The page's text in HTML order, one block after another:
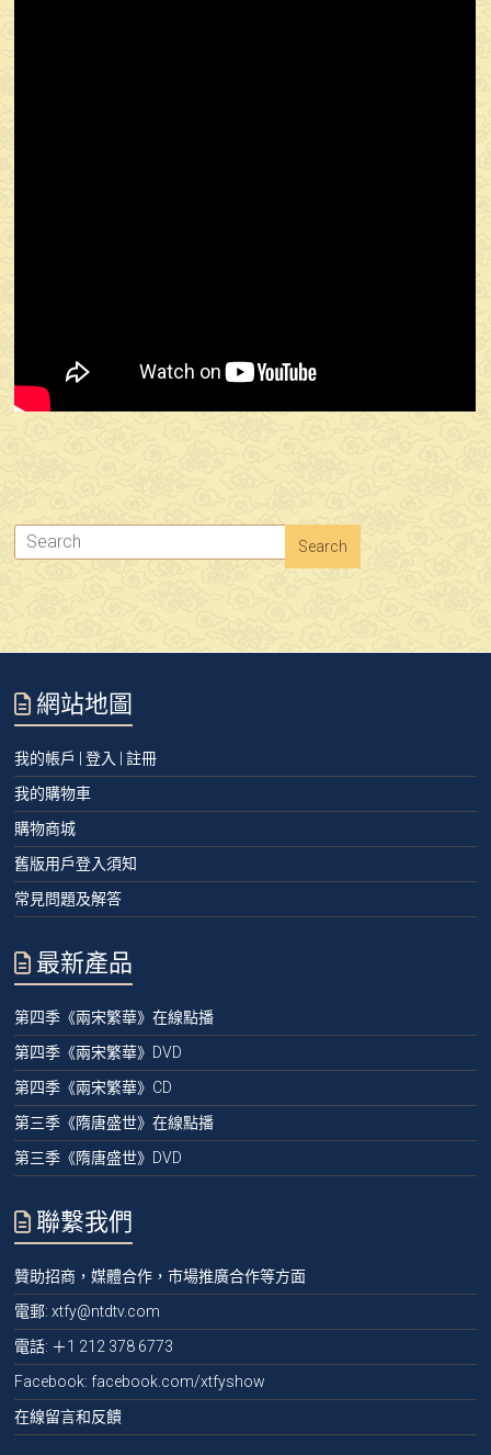
網站地圖
我的帳戶 | 登入 | 註冊
我的購物車
購物商城
舊版用戶登入須知
常見問題及解答
最新產品
第四季《兩宋繁華》在線點播
第四季《兩宋繁華》DVD
第四季《兩宋繁華》CD
第三季《隋唐盛世》在線點播
第三季《隋唐盛世》DVD
聯繫我們
贊助招商，媒體合作，市場推廣合作等方面
電郵:xtfy@ntdtv.com
電話: ＋1 212 378 6773
Facebook: facebook.com/xtfyshow
在線留言和反饋